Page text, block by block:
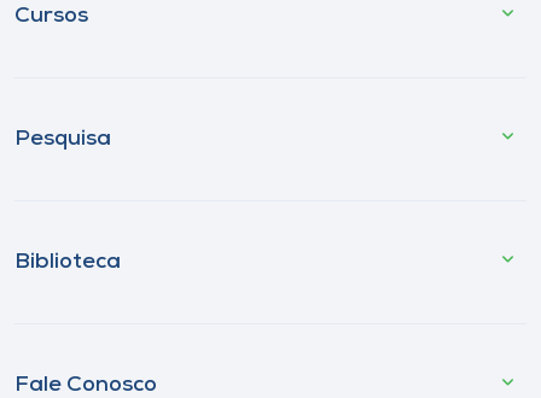
Cursos
Pesquisa
Biblioteca
Fale Conosco